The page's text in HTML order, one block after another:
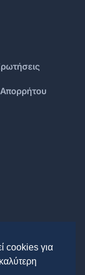
cookies για
Απορρήτου